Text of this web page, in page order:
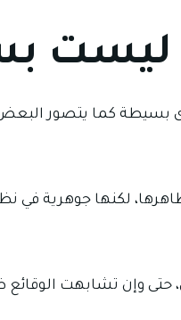
ليست
بسيطة كما يتصور
لكنها جوهرية في
حتى وإن تشابهت الوقائع